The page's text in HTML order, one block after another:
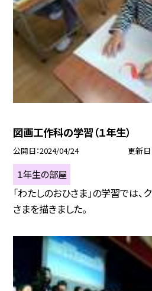
図画工作科の学習（１年生）
公開日 2024/04/24 更新日
１年生の部屋
「わたしのおひさま」の学習では
さまを描きました。